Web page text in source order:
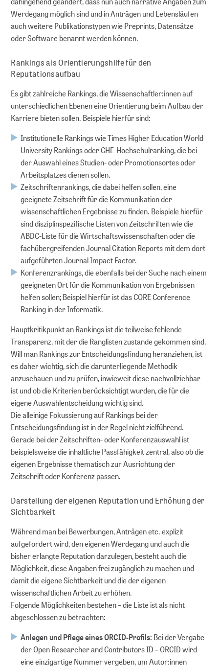
Werdegang möglich sind und in Anträgen und Lebensläufen
auch weitere Publikationstypen wie Preprints, Datensätze
oder Software benannt werden können.
Rankings als Orientierungshilfe für den
Reputationsaufbau
Es gibt zahlreiche Rankings, die Wissenschaftler:innen auf
unterschiedlichen Ebenen eine Orientierung beim Aufbau der
Karriere bieten sollen. Beispiele hierfür sind:
Institutionelle Rankings wie Times Higher Education World
University Rankings oder CHE-Hochschulranking, die bei
der Auswahl eines Studien- oder Promotionsortes oder
Arbeitsplatzes dienen sollen.
Zeitschriftenrankings, die dabei helfen sollen, eine
geeignete Zeitschrift für die Kommunikation der
wissenschaftlichen Ergebnisse zu finden. Beispiele hierfür
sind disziplinspezifische Listen von Zeitschriften wie die
ABDC-Liste für die Wirtschaftswissenschaften oder die
fachübergreifenden Journal Citation Reports mit dem dort
aufgeführten Journal Impact Factor.
Konferenzrankings, die ebenfalls bei der Suche nach einem
geeigneten Ort für die Kommunikation von Ergebnissen
helfen sollen; Beispiel hierfür ist das CORE Conference
Ranking in der Informatik.
Hauptkritikpunkt an Rankings ist die teilweise fehlende
Transparenz, mit der die Ranglisten zustande gekommen sind.
Will man Rankings zur Entscheidungsfindung heranziehen, ist
es daher wichtig, sich die darunterliegende Methodik
anzuschauen und zu prüfen, inwieweit diese nachvollziehbar
ist und ob die Kriterien berücksichtigt wurden, die für die
eigene Auswahlentscheidung wichtig sind.
Die alleinige Fokussierung auf Rankings bei der
Entscheidungsfindung ist in der Regel nicht zielführend.
Gerade bei der Zeitschriften- oder Konferenzauswahl ist
beispielsweise die inhaltliche Passfähigkeit zentral, also ob die
eigenen Ergebnisse thematisch zur Ausrichtung der
Zeitschrift oder Konferenz passen.
Darstellung der eigenen Reputation und Erhöhung der
Sichtbarkeit
Während man bei Bewerbungen, Anträgen etc. explizit
aufgefordert wird, den eigenen Werdegang und auch die
bisher erlangte Reputation darzulegen, besteht auch die
Möglichkeit, diese Angaben frei zugänglich zu machen und
damit die eigene Sichtbarkeit und die der eigenen
wissenschaftlichen Arbeit zu erhöhen.
Folgende Möglichkeiten bestehen – die Liste ist als nicht
abgeschlossen zu betrachten:
Anlegen und Pflege eines ORCID-Profils: Bei der Vergabe
der Open Researcher and Contributors ID – ORCID wird
eine einzigartige Nummer vergeben, um Autor:innen